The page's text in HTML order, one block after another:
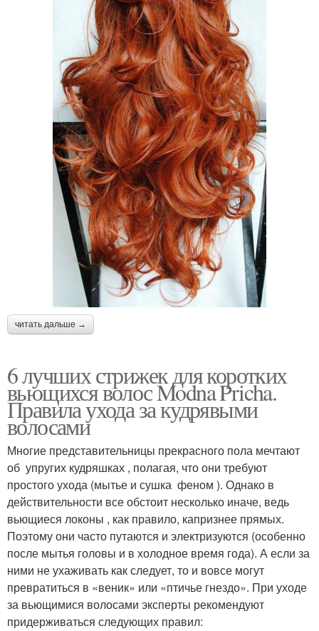
читать дальше →
6 лучших стрижек для коротких
вьющихся волос Modna Pricha.
Правила ухода за кудрявыми
волосами
Многие представительницы прекрасного пола мечтают
об упругих кудряшках , полагая, что они требуют
простого ухода (мытье и сушка феном ). Однако в
действительности все обстоит несколько иначе, ведь
вьющиеся локоны , как правило, капризнее прямых.
Поэтому они часто путаются и электризуются (особенно
после мытья головы и в холодное время года). А если за
ними не ухаживать как следует, то и вовсе могут
превратиться в «веник» или «птичье гнездо». При уходе
за вьющимися волосами эксперты рекомендуют
придерживаться следующих правил: